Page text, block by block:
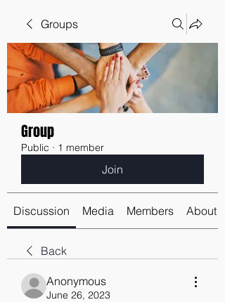
Groups
Group
Public · 1 member
Join
Discussion Media Members About
Back
Anonymous
June 26, 2023